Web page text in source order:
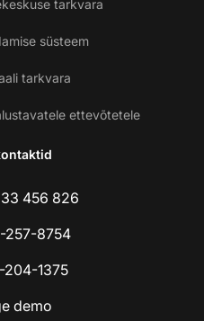
tarkvara
süsteem
tarkvara
ettevõtetele
456 826
257-8754
204-1375
demo